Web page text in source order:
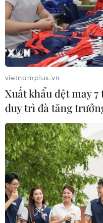
quản lý, nâng cao
động của các đơn vị
Các cơ chế, chính
môi trường kinh
đổi mới công nghệ,
giao tiến bộ khoa
xuất, thúc đẩy phát
phương.
Đặc biệt, hỗ trợ thúc
khởi nghiệp đổi mới
phương.
Đông Nam Bộ - vùng
Nam, thời gian qua
về sự phối hợp liên
vietnamplus.vn
Xuất khẩu dệt may
duy trì đà tăng